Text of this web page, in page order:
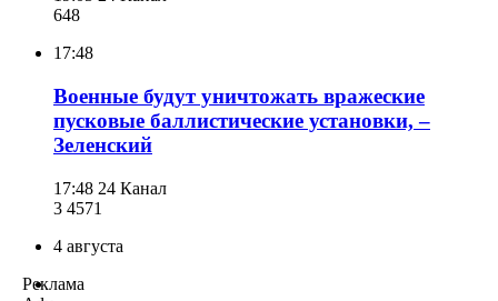
648
17:48
Военные будут уничтожать вражеские
пусковые баллистические установки, –
Зеленский
17:48 24 Канал
3 4571
4 августа
Реклама